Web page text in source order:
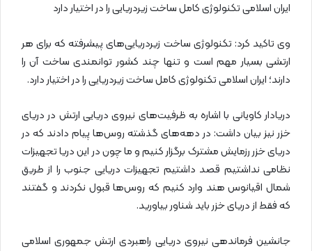
ایران اسلامی تکنولوژی کامل ساخت زیردریایی را در اختیار دارد
وی تاکید کرد: تکنولوژی ساخت زیردریایی‌های پیشرفته که برای هر
ارتشی بسیار مهم است و تنها چند کشور توانمندی ساخت آن را
دارند؛ ایران اسلامی تکنولوژی کامل ساخت زیردریایی را در اختیار دارد.
دریادار کاویانی با اشاره به ظرفیت‌های نیروی دریایی ارتش در دریای
خزر نیز بیان داشت: در دهه‌های گذشته روس‌ها پیام دادند که در
دریای خزر رزمایش مشترک برگزار کنیم و ما چون در این دریا تجهیزات
نظامی نداشتیم قصد داشتیم تجهیزات دریایی جنوب را از طریق
شمال اقیانوس هند وارد کنیم که روس‌ها قبول نکردند و گفتند
که فقط از دریای خزر باید شناور بیاورید.
جانشین فرماندهی نیروی دریایی راهبردی ارتش جمهوری اسلامی